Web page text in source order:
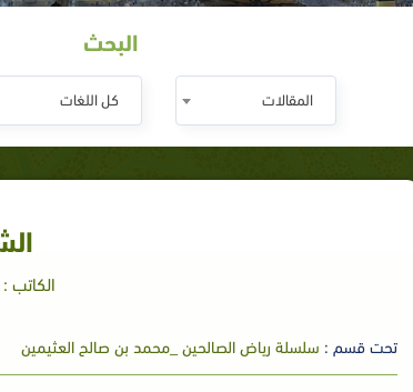
البحث
المقالات كل اللغات
الكاتب
تحت قسم : سلسلة رياض الصالحين _محمد بن صالح العثيمين